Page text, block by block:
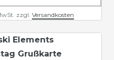
zzgl. Versandkosten
Elements
Grußkarte